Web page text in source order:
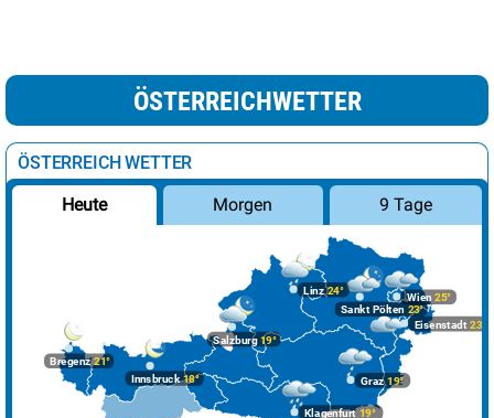
ÖSTERREICHWETTER
ÖSTERREICH WETTER
Heute Morgen 9 Tage
Bregenz21°
Graz19°
Innsbruck18°
Klagenfurt 19°
Linz24°
Salzburg19°
Wien 25°
Eisenstadt 23°
Sankt Pölten 23°